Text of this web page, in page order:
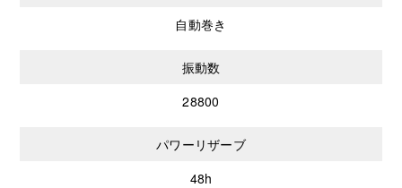
自動巻き
振動数
28800
パワーリザーブ
48h